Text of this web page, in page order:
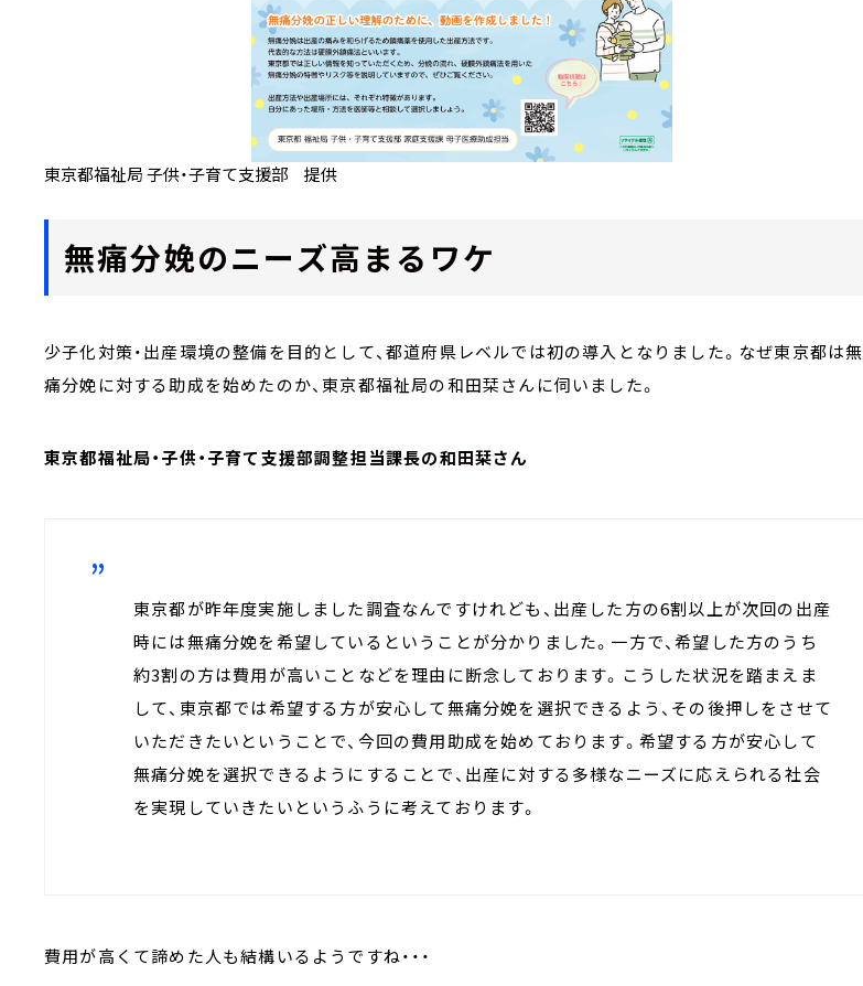
東京都福祉局 子供・子育て支援部 提供
無痛分娩のニーズ高まるワケ
少子化対策・出産環境の整備を目的として、都道府県レベルでは初の導入となりました。なぜ東京都は無
痛分娩に対する助成を始めたのか、東京都福祉局の和田栞さんに伺いました。
東京都福祉局・子供・子育て支援部調整担当課長の和田栞さん
東京都が昨年度実施しました調査なんですけれども、出産した方の6割以上が次回の出産
時には無痛分娩を希望しているということが分かりました。一方で、希望した方のうち
約3割の方は費用が高いことなどを理由に断念しております。こうした状況を踏まえま
して、東京都では希望する方が安心して無痛分娩を選択できるよう、その後押しをさせて
いただきたいということで、今回の費用助成を始めております。希望する方が安心して
無痛分娩を選択できるようにすることで、出産に対する多様なニーズに応えられる社会
を実現していきたいというふうに考えております。
費用が高くて諦めた人も結構いるようですね・・・